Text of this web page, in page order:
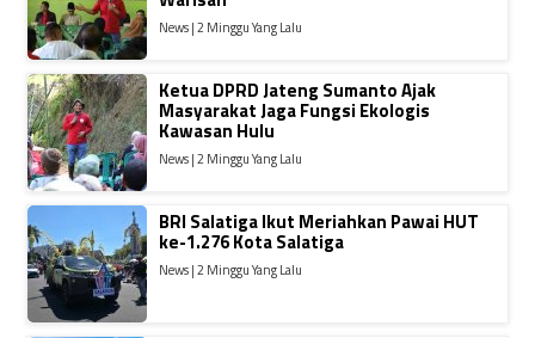
News | 2 Minggu Yang Lalu
Ketua DPRD Jateng Sumanto Ajak
Masyarakat Jaga Fungsi Ekologis
Kawasan Hulu
News | 2 Minggu Yang Lalu
BRI Salatiga Ikut Meriahkan Pawai HUT
ke-1.276 Kota Salatiga
News | 2 Minggu Yang Lalu